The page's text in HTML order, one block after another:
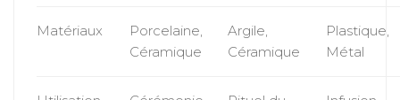
Matériaux
Porcelaine,
Céramique
Argile,
Céramique
Plastique,
Métal